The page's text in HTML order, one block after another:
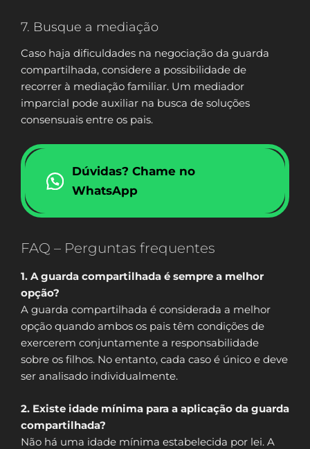
7. Busque a mediação
Caso haja dificuldades na negociação da guarda
compartilhada, considere a possibilidade de
recorrer à mediação familiar. Um mediador
imparcial pode auxiliar na busca de soluções
consensuais entre os pais.
Dúvidas? Chame no
WhatsApp
FAQ – Perguntas frequentes
1. A guarda compartilhada é sempre a melhor
opção?
A guarda compartilhada é considerada a melhor
opção quando ambos os pais têm condições de
exercerem conjuntamente a responsabilidade
sobre os filhos. No entanto, cada caso é único e deve
ser analisado individualmente.
2. Existe idade mínima para a aplicação da guarda
compartilhada?
Não há uma idade mínima estabelecida por lei. A